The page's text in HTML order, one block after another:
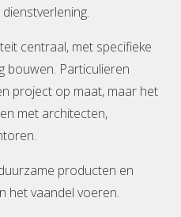
centraal, met specifieke
bouwen. Particulieren
project op maat, maar het
met architecten,
producten en
het vaandel voeren.